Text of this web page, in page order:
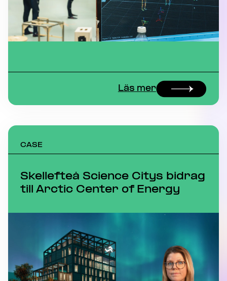
Läs mer
CASE
Skellefteå Science Citys bidrag
till Arctic Center of Energy